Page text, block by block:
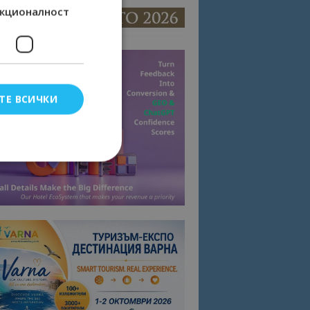
ВСИЧКИ
влизане и
съгласието
на сайта.